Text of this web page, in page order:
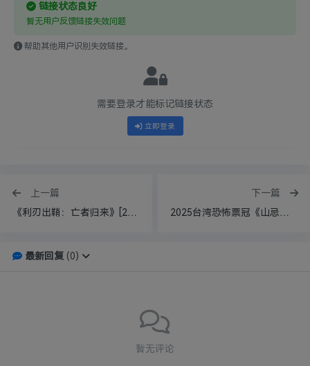
链接状态良好
暂无用户反馈链接失效问题
帮助其他用户识别失效链接。
需要登录才能标记链接状态
立即登录
上一篇
《利刃出鞘：亡者归来》[2025][1080P][中文字幕][5.3GB]
下一篇
2025台湾恐怖票冠《山忌：黄衣小飞侠》[2025][1080P][外挂中文字幕][1.2GB]
最新回复( 0 )
暂无评论